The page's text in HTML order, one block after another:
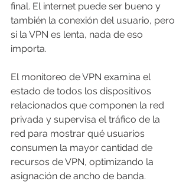
final. El internet puede ser bueno y
también la conexión del usuario, pero
si la VPN es lenta, nada de eso
importa.
El monitoreo de VPN examina el
estado de todos los dispositivos
relacionados que componen la red
privada y supervisa el tráfico de la
red para mostrar qué usuarios
consumen la mayor cantidad de
recursos de VPN, optimizando la
asignación de ancho de banda.